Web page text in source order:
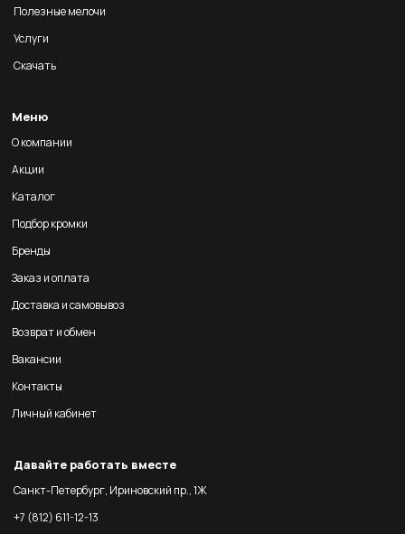
Полезные мелочи
Услуги
Скачать
Меню
О компании
Акции
Каталог
Подбор кромки
Бренды
Заказ и оплата
Доставка и самовывоз
Возврат и обмен
Вакансии
Контакты
Личный кабинет
Давайте работать вместе
Санкт-Петербург, Ириновский пр., 1Ж
+7 (812) 611-12-13